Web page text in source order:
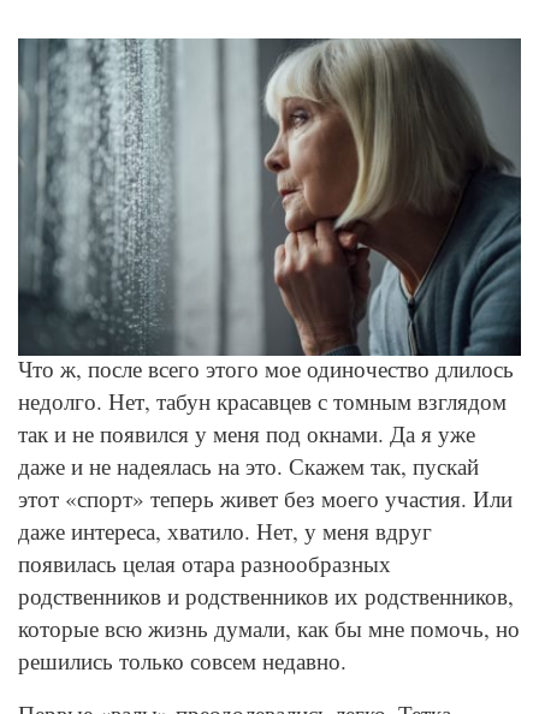
© Depositphotos
Что ж, после всего этого мое одиночество длилось
недолго. Нет, табун красавцев с томным взглядом
так и не появился у меня под окнами. Да я уже
даже и не надеялась на это. Скажем так, пускай
этот «спорт» теперь живет без моего участия. Или
даже интереса, хватило. Нет, у меня вдруг
появилась целая отара разнообразных
родственников и родственников их родственников,
которые всю жизнь думали, как бы мне помочь, но
решились только совсем недавно.